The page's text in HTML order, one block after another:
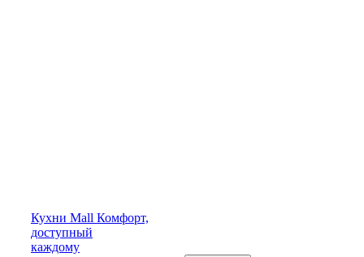
Кухни Mall Комфорт,
доступный
каждому